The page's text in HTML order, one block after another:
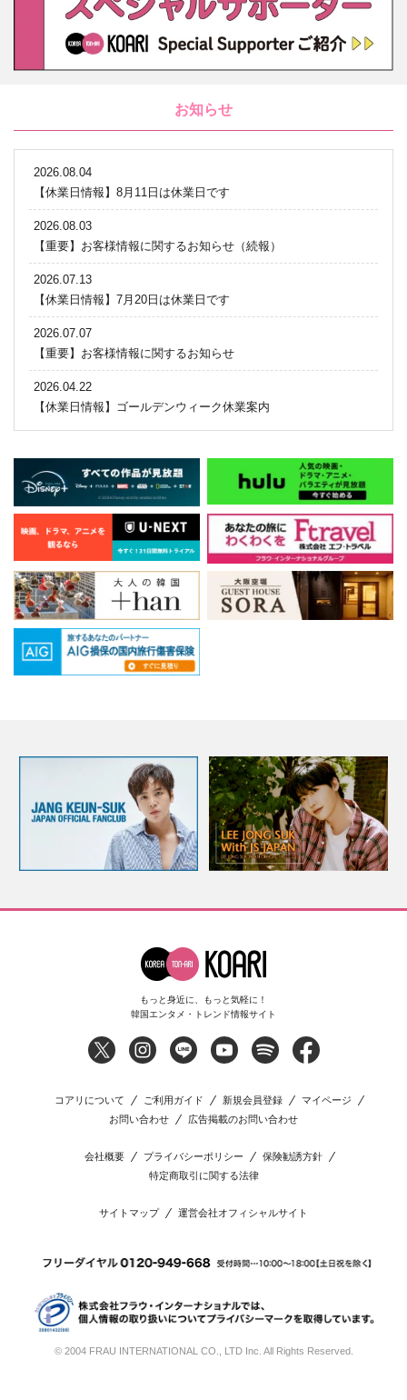
お知らせ
2026.08.04
【休業日情報】8月11日は休業日です
2026.08.03
【重要】お客様情報に関するお知らせ（続報）
2026.07.13
【休業日情報】7月20日は休業日です
2026.07.07
【重要】お客様情報に関するお知らせ
2026.04.22
【休業日情報】ゴールデンウィーク休業案内
もっと身近に、もっと気軽に！
韓国エンタメ・トレンド情報サイト
コアリについて ご利用ガイド 新規会員登録
マイページ
お問い合わせ
広告掲載のお問い合わせ
会社概要 プライバシーポリシー
保険勧誘方針
特定商取引に関する法律
サイトマップ 運営会社オフィシャルサイト
© 2004 FRAU INTERNATIONAL CO., LTD Inc. All Rights Reserved.